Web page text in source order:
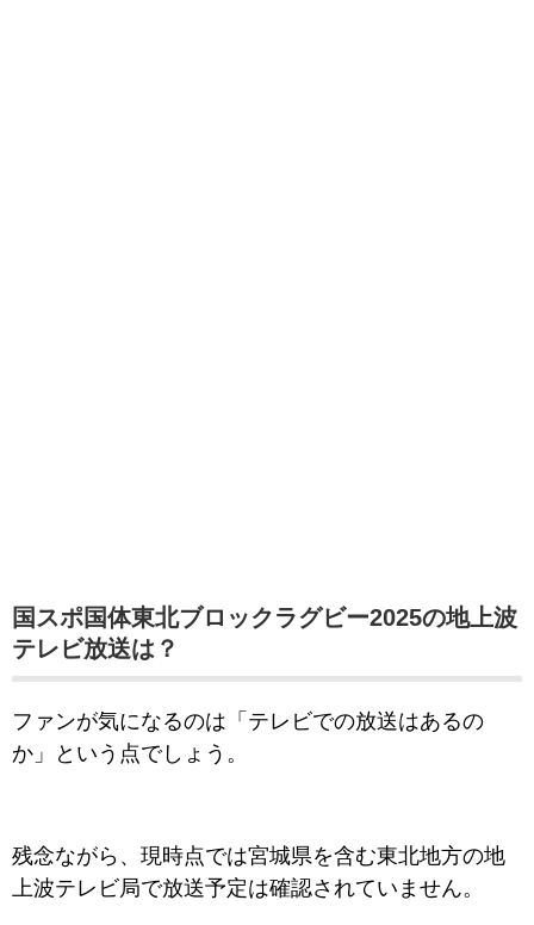
国スポ国体東北ブロックラグビー2025の地上波
テレビ放送は？
ファンが気になるのは「テレビでの放送はあるの
か」という点でしょう。
残念ながら、現時点では宮城県を含む東北地方の地
上波テレビ局で放送予定は確認されていません。